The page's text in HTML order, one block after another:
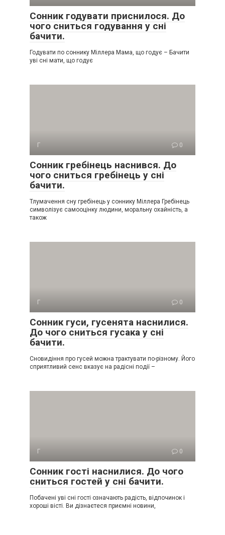
Сонник годувати приснилося. До
чого сниться годування у сні
бачити.
Годувати по соннику Міллера Мама, що годує – Бачити
уві сні мати, що годує
Г 0
Сонник гребінець наснився. До
чого сниться гребінець у сні
бачити.
Тлумачення сну гребінець у соннику Міллера Гребінець
символізує самооцінку людини, моральну охайність, а
також
Г 0
Сонник гуси, гусенята наснилися.
До чого сниться гусака у сні
бачити.
Сновидіння про гусей можна трактувати по-різному. Його
сприятливий сенс вказує на радісні події –
Г 0
Сонник гості наснилися. До чого
сниться гостей у сні бачити.
Побачені уві сні гості означають радість, відпочинок і
хороші вісті. Ви дізнаєтеся приємні новини,